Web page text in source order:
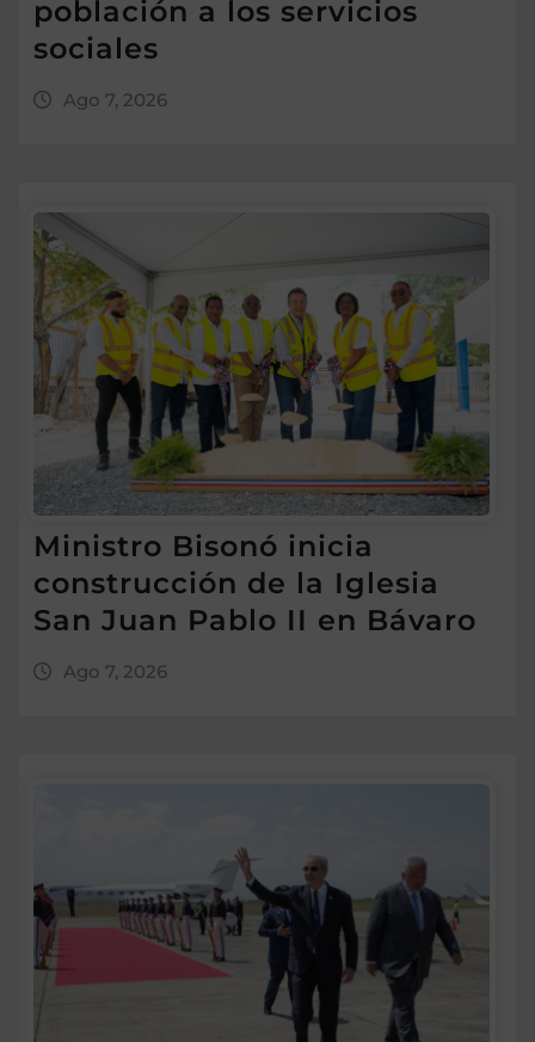
población a los servicios
sociales
Ago 7, 2026
Ministro Bisonó inicia
construcción de la Iglesia
San Juan Pablo II en Bávaro
Ago 7, 2026